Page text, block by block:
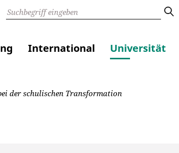
International Universität
der schulischen Transformation